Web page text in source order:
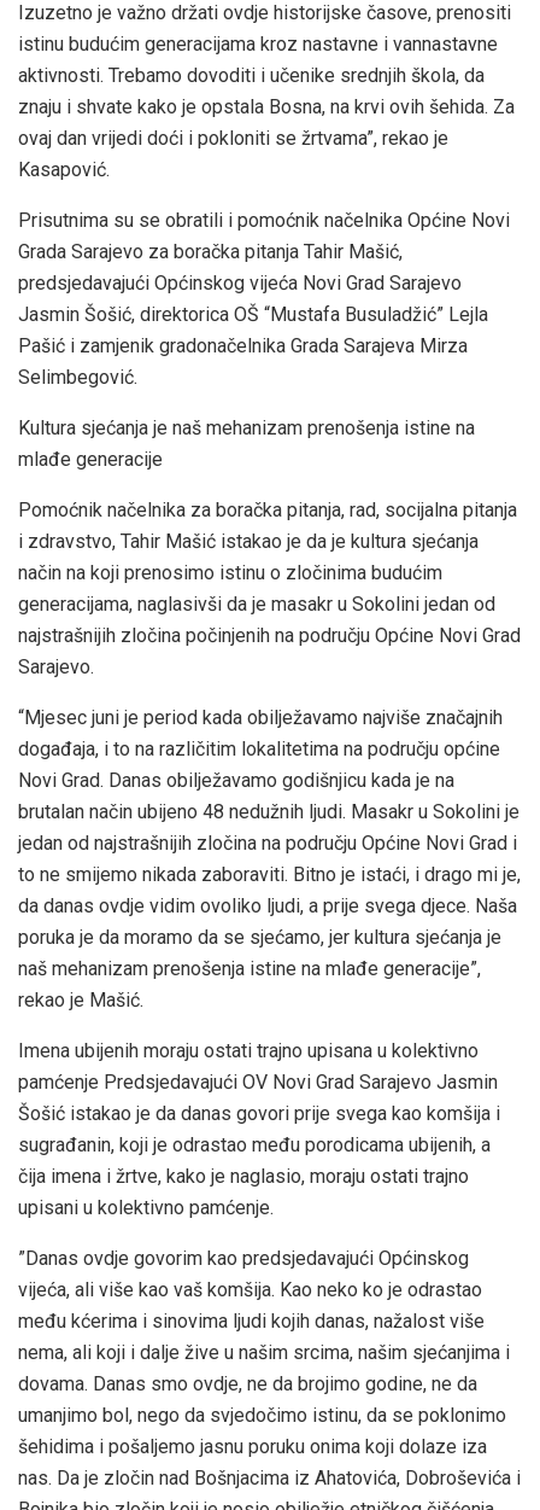
Izuzetno je važno držati ovdje historijske časove, prenositi
istinu budućim generacijama kroz nastavne i vannastavne
aktivnosti. Trebamo dovoditi i učenike srednjih škola, da
znaju i shvate kako je opstala Bosna, na krvi ovih šehida. Za
ovaj dan vrijedi doći i pokloniti se žrtvama”, rekao je
Kasapović.
Prisutnima su se obratili i pomoćnik načelnika Općine Novi
Grada Sarajevo za boračka pitanja Tahir Mašić,
predsjedavajući Općinskog vijeća Novi Grad Sarajevo
Jasmin Šošić, direktorica OŠ “Mustafa Busuladžić” Lejla
Pašić i zamjenik gradonačelnika Grada Sarajeva Mirza
Selimbegović.
Kultura sjećanja je naš mehanizam prenošenja istine na
mlađe generacije
Pomoćnik načelnika za boračka pitanja, rad, socijalna pitanja
i zdravstvo, Tahir Mašić istakao je da je kultura sjećanja
način na koji prenosimo istinu o zločinima budućim
generacijama, naglasivši da je masakr u Sokolini jedan od
najstrašnijih zločina počinjenih na području Općine Novi Grad
Sarajevo.
“Mjesec juni je period kada obilježavamo najviše značajnih
događaja, i to na različitim lokalitetima na području općine
Novi Grad. Danas obilježavamo godišnjicu kada je na
brutalan način ubijeno 48 nedužnih ljudi. Masakr u Sokolini je
jedan od najstrašnijih zločina na području Općine Novi Grad i
to ne smijemo nikada zaboraviti. Bitno je istaći, i drago mi je,
da danas ovdje vidim ovoliko ljudi, a prije svega djece. Naša
poruka je da moramo da se sjećamo, jer kultura sjećanja je
naš mehanizam prenošenja istine na mlađe generacije”,
rekao je Mašić.
Imena ubijenih moraju ostati trajno upisana u kolektivno
pamćenje Predsjedavajući OV Novi Grad Sarajevo Jasmin
Šošić istakao je da danas govori prije svega kao komšija i
sugrađanin, koji je odrastao među porodicama ubijenih, a
čija imena i žrtve, kako je naglasio, moraju ostati trajno
upisani u kolektivno pamćenje.
”Danas ovdje govorim kao predsjedavajući Općinskog
vijeća, ali više kao vaš komšija. Kao neko ko je odrastao
među kćerima i sinovima ljudi kojih danas, nažalost više
nema, ali koji i dalje žive u našim srcima, našim sjećanjima i
dovama. Danas smo ovdje, ne da brojimo godine, ne da
umanjimo bol, nego da svjedočimo istinu, da se poklonimo
šehidima i pošaljemo jasnu poruku onima koji dolaze iza
nas. Da je zločin nad Bošnjacima iz Ahatovića, Dobroševića i